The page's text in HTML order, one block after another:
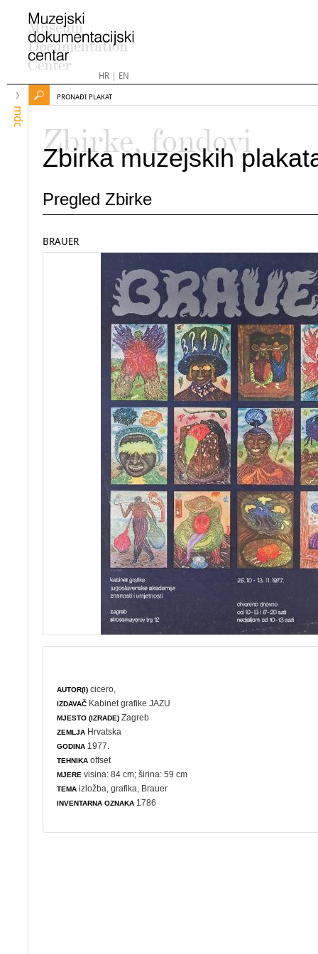
HR| EN
mdc
PRONAĐI PLAKAT
Zbirke, fondovi
Zbirka muzejskih
Pregled Zbirke
BRAUER
AUTOR(I) cicero,
IZDAVAČ Kabinet grafike JAZU
MJESTO (IZRADE) Zagreb
ZEMLJA Hrvatska
GODINA 1977.
TEHNIKA offset
MJERE visina: 84 cm; širina: 59 cm
TEMA izložba ,grafika , Brauer
INVENTARNA OZNAKA 1786